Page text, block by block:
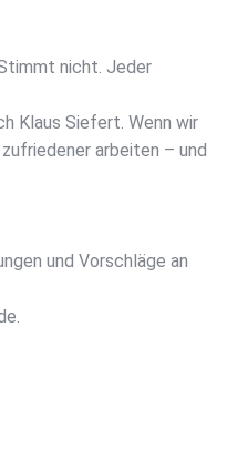
nicht. Jeder
Klaus Siefert. Wenn wir
arbeiten – und
und Vorschläge an